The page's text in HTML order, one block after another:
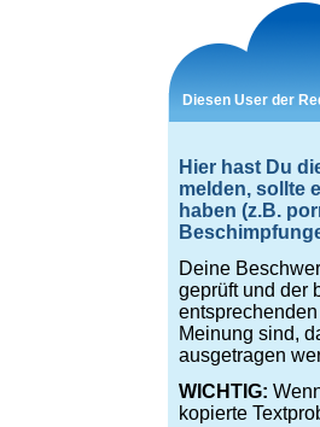
Diesen User der
Hier hast Du
melden, sollte
haben (z.B.
Deine
geprüft und der
Meinung sind,
ausgetragen
WICHTIG:
kopierte